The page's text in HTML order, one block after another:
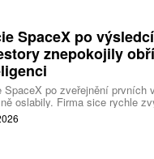
SpaceX po
znepokojily
SpaceX po zveřejnění prvních
oslabily. Firma sice rychle
inteligence se vracejí
zda je tempo rekordních